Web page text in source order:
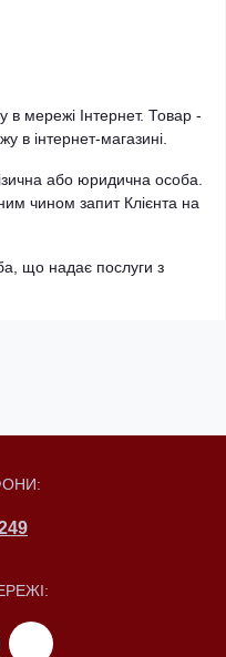
в мережі Інтернет. Товар -
в інтернет-магазині.
або юридична особа.
чином запит Клієнта на
що надає послуги з